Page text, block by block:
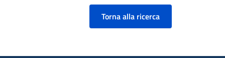
Torna alla ricerca